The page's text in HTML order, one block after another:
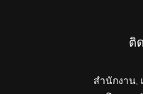
ติ
สำนักงาน,